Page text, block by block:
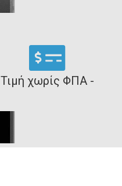
Τιμή χωρίς ΦΠΑ -